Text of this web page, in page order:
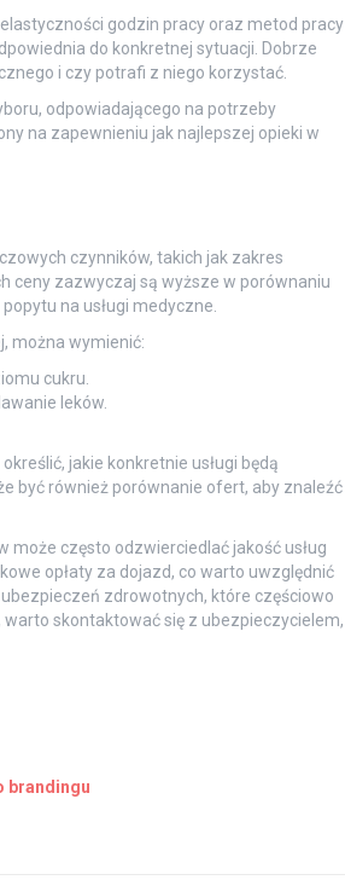
godzin pracy oraz metod pracy
do konkretnej sytuacji. Dobrze
i czy potrafi z niego korzystać.
odpowiadającego na potrzeby
na zapewnieniu jak najlepszej opieki w
czynników, takich jak zakres
ceny zazwyczaj są wyższe w porównaniu
na usługi medyczne.
można wymienić:
cukru.
leków.
jakie konkretnie usługi będą
być również porównanie ofert, aby znaleźć
może często odzwierciedlać jakość usług
opłaty za dojazd, co warto uwzględnić
zdrowotnych, które częściowo
skontaktować się z ubezpieczycielem,
brandingu